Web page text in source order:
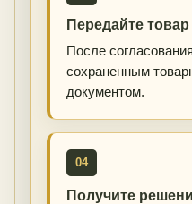
Передайте товар
После
сохраненным
документом.
04
Получите